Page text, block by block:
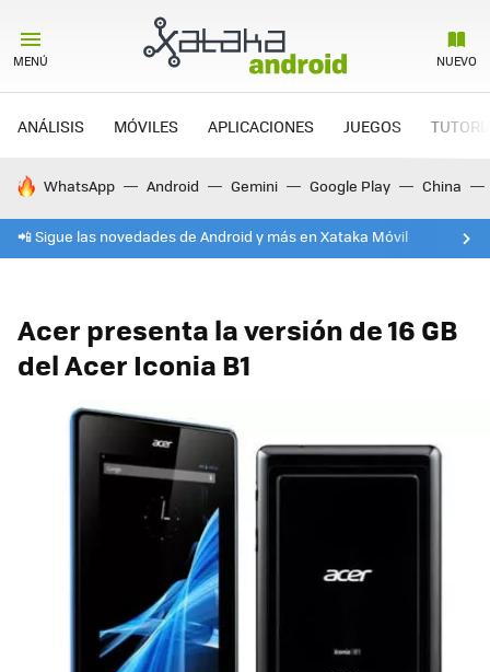
MENÚ NUEVO
ANÁLISIS MÓVILES APLICACIONES JUEGOS
HOY SE HABLA DE
WhatsApp Android Gemini Google Play China
📲 Sigue las novedades de Android y más en Xataka Móvil
Acer presenta la versión de 16 GB
del Acer Iconia B1